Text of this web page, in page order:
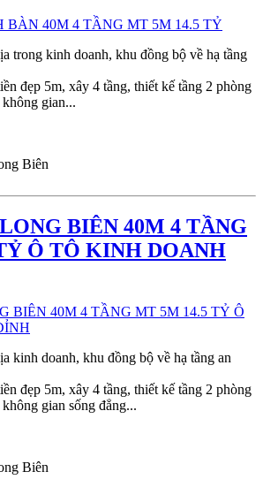
trong kinh doanh, khu đồng bộ về hạ tầng
đẹp 5m, xây 4 tầng, thiết kế tầng 2 phòng
gian...
Biên
BIÊN 40M 4 TẦNG
Ô TÔ KINH DOANH
kinh doanh, khu đồng bộ về hạ tầng an
đẹp 5m, xây 4 tầng, thiết kế tầng 2 phòng
gian sống đẳng...
Biên